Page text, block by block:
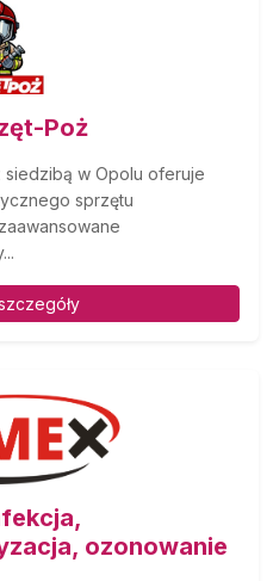
Poż
w Opolu oferuje
sprzętu
ozonowanie